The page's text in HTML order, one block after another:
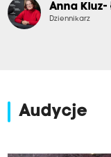
Anna Kluz-
Dziennikarz
Audycje